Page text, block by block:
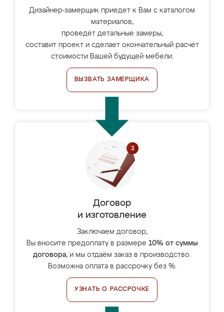
Дизайнер-замерщик приедет к Вам с каталогом
материалов,
проведёт детальные замеры,
составит проект и сделает окончательный расчёт
стоимости Вашей будущей мебели.
ВЫЗВАТЬ ЗАМЕРЩИКА
Договор
и изготовление
Заключаем договор,
Вы вносите предоплату в размере 10% от суммы
договора, и мы отдаём заказ в производство.
Возможна оплата в рассрочку без %.
УЗНАТЬ О РАССРОЧКЕ